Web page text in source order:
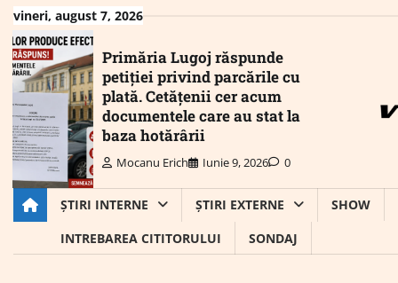
Skip
content
vineri, august 7, 2026
Primăria Lugoj răspunde
petiției privind parcările cu
plată. Cetățenii cer acum
documentele care au stat la
baza hotărârii
Mocanu Erich Iunie 9, 2026 0
ȘTIRI INTERNE ȘTIRI EXTERNE
SHOW
INTREBAREA CITITORULUI
SONDAJ